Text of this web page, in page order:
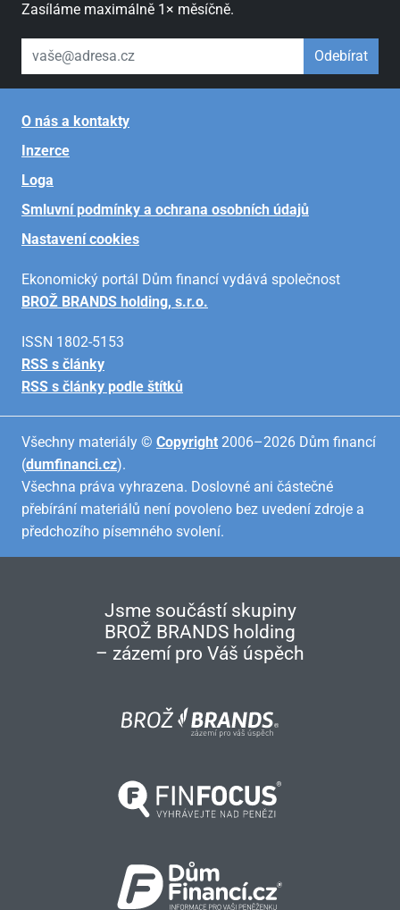
Zasíláme maximálně 1× měsíčně.
váš email Odebírat
O nás a kontakty
Inzerce
Loga
Smluvní podmínky a ochrana osobních údajů
Nastavení cookies
Ekonomický portál Dům financí vydává společnost
BROŽ BRANDS holding, s.r.o.
ISSN 1802-5153
RSS s články
RSS s články podle štítků
Všechny materiály © Copyright 2006–2026 Dům financí
(dumfinanci.cz).
Všechna práva vyhrazena. Doslovné ani částečné
přebírání materiálů není povoleno bez uvedení zdroje a
předchozího písemného svolení.
Jsme součástí skupiny
BROŽ BRANDS holding
– zázemí pro Váš úspěch